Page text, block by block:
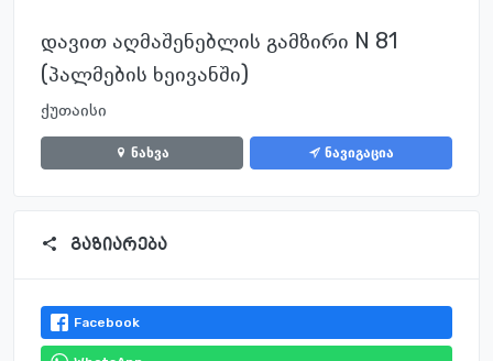
დავით აღმაშენებლის გამზირი N 81
(პალმების ხეივანში)
ქუთაისი
ნახვა ნავიგაცია
გაზიარება
Facebook